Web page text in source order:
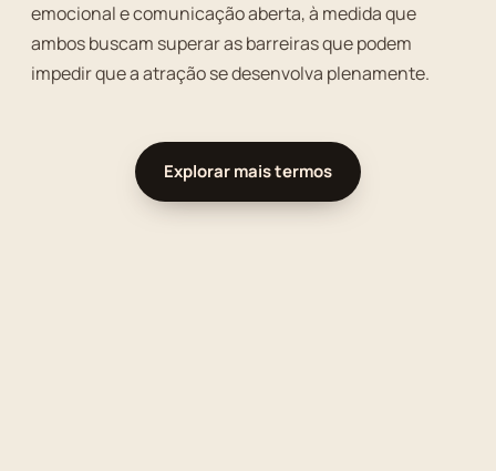
emocional e comunicação aberta, à medida que
ambos buscam superar as barreiras que podem
impedir que a atração se desenvolva plenamente.
Explorar mais termos